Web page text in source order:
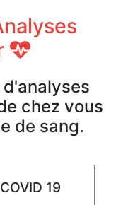
chez vous
de sang.
19